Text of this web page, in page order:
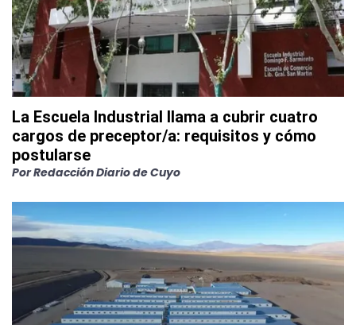
La Escuela Industrial llama a cubrir cuatro
cargos de preceptor/a: requisitos y cómo
postularse
PorRedacción Diario de Cuyo